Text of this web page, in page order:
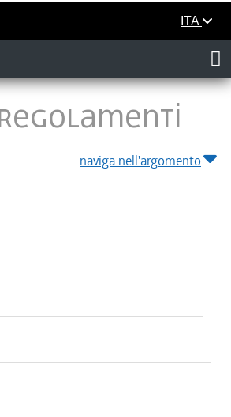
ITA
naviga nell'argomento